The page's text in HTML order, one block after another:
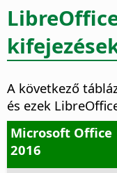
A következő
és ezek
Microsoft Office
2016